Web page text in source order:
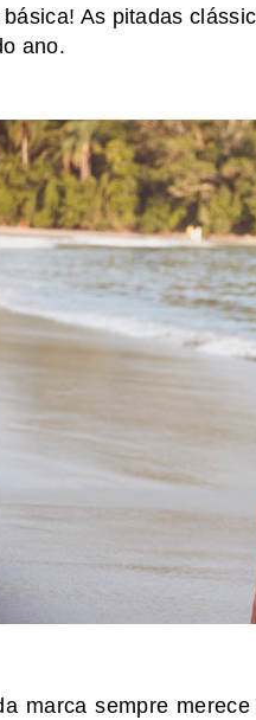
As pitadas
ano.
marca sempre